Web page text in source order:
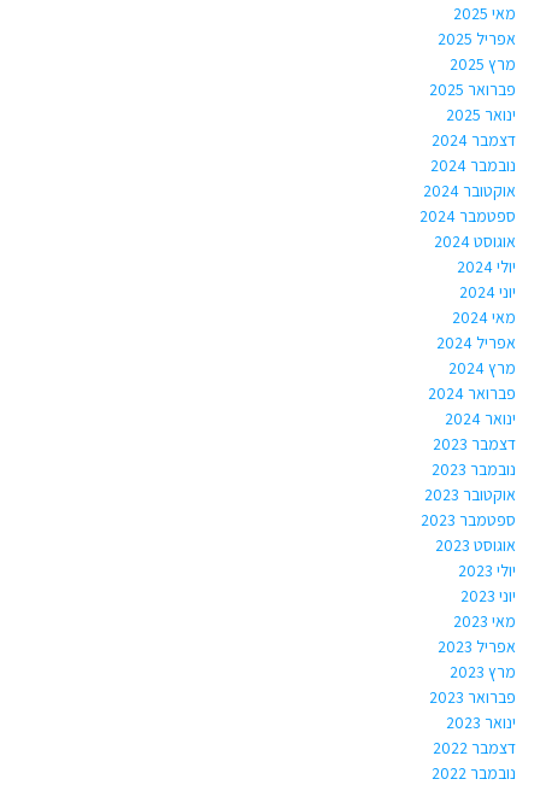
מאי 2025
אפריל 2025
מרץ 2025
פברואר 2025
ינואר 2025
דצמבר 2024
נובמבר 2024
אוקטובר 2024
ספטמבר 2024
אוגוסט 2024
יולי 2024
יוני 2024
מאי 2024
אפריל 2024
מרץ 2024
פברואר 2024
ינואר 2024
דצמבר 2023
נובמבר 2023
אוקטובר 2023
ספטמבר 2023
אוגוסט 2023
יולי 2023
יוני 2023
מאי 2023
אפריל 2023
מרץ 2023
פברואר 2023
ינואר 2023
דצמבר 2022
נובמבר 2022